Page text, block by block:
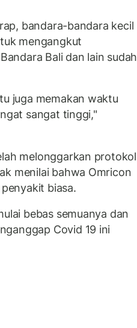
bandara-bandara kecil
mengangkut
Bali dan lain sudah
juga memakan waktu
sangat tinggi,"
melonggarkan protokol
menilai bahwa Omricon
biasa.
bebas semuanya dan
Covid 19 ini